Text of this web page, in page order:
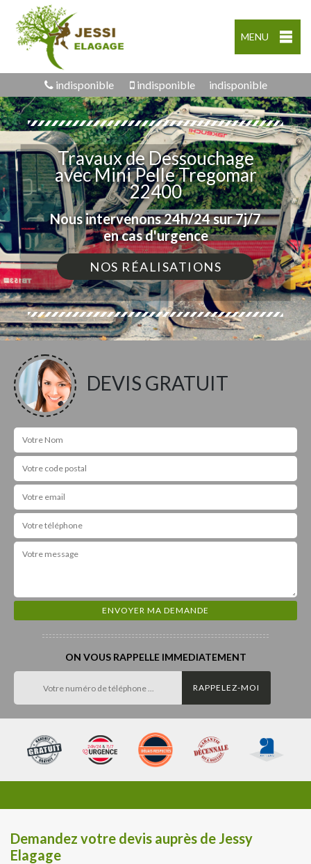
MENU
indisponible indisponible indisponible
Travaux de Dessouchage
avec Mini Pelle Tregomar
22400
Nous intervenons 24h/24 sur 7j/7
en cas d'urgence
NOS RÉALISATIONS
DEVIS GRATUIT
ON VOUS RAPPELLE IMMEDIATEMENT
Demandez votre devis auprès de Jessy
Elagage